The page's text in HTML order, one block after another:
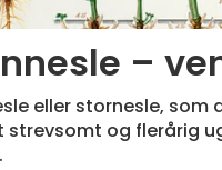
–
eller stornesle,
strevsomt og flerårig